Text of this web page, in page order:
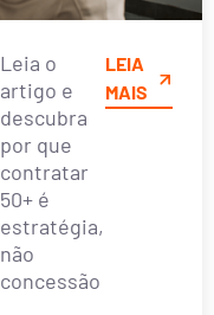
Leia o
artigo e
descubra
por que
contratar
50+ é
estratégia,
não
concessão
LEIA
MAIS